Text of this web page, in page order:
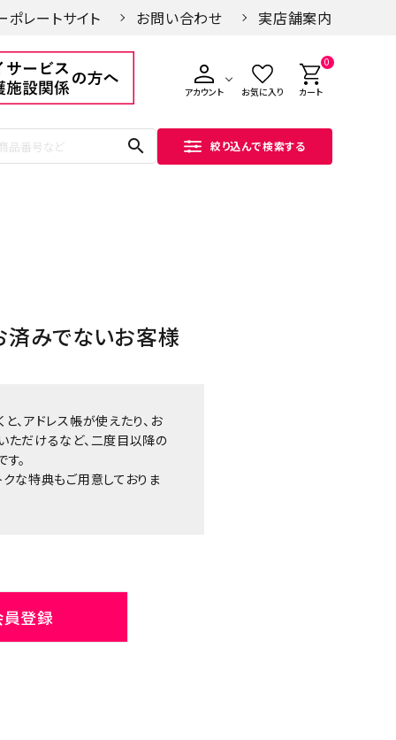
ポレートサイト お問い合わせ 実店舗案内
アカウント お気に入り
0
カート
search 絞り込んで検索する
済みでないお客様
、アドレス帳が使えたり、お
ただけるなど、二度目以降の
。
な特典もご用意しておりま
員登録